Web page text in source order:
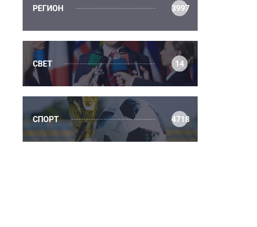
РЕГИОН 3997
СВЕТ 14
СПОРТ 4718